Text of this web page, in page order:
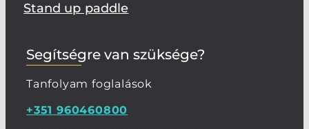
Stand up paddle
Segítségre van szüksége?
Tanfolyam foglalások
+351 960460800